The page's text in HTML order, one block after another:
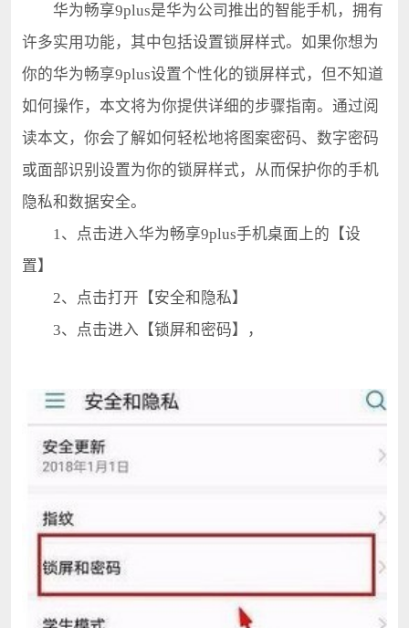
华为畅享9plus是华为公司推出的智能手机，拥有
许多实用功能，其中包括设置锁屏样式。如果你想为
你的华为畅享9plus设置个性化的锁屏样式，但不知道
如何操作，本文将为你提供详细的步骤指南。通过阅
读本文，你会了解如何轻松地将图案密码、数字密码
或面部识别设置为你的锁屏样式，从而保护你的手机
隐私和数据安全。
1、点击进入华为畅享9plus手机桌面上的【设
置】
2、点击打开【安全和隐私】
3、点击进入【锁屏和密码】，